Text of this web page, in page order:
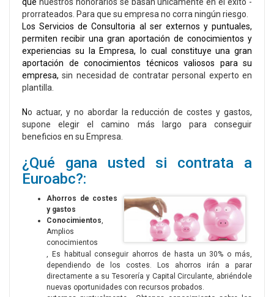
prorrateados. Para que su empresa no corra ningún riesgo.
Los Servicios de Consultoria al ser externos y puntuales,
permiten recibir una gran aportación de conocimientos y
experiencias su la Empresa, lo cual constituye una gran
aportación de conocimientos técnicos valiosos para su
empresa,sin necesidad de contratar personal experto en
plantilla.
No actuar, y no abordar la reducción de costes y gastos,
supone elegir el camino más largo para conseguir
beneficios en su Empresa.
¿Qué gana usted si contrata a
Euroabc?:
Ahorros de costes
y gastos
, Es habitual conseguir ahorros de hasta un 30% o más,
dependiendo de los costes. Los ahorros irán a parar
directamente a su Tesorería y Capital Circulante, abriéndole
nuevas oportunidades con recursos probados.
Conocimientos,
Amplios
conocimientos